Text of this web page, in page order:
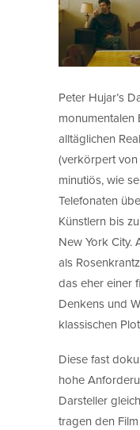
Peter Hujar’s
monumentalen
alltäglichen
(verkörpert
minutiös, wie
Telefonaten
Künstlern bis
New York City.
als
das eher einer
Denkens und
klassischen
Diese fast
hohe
Darsteller
tragen den